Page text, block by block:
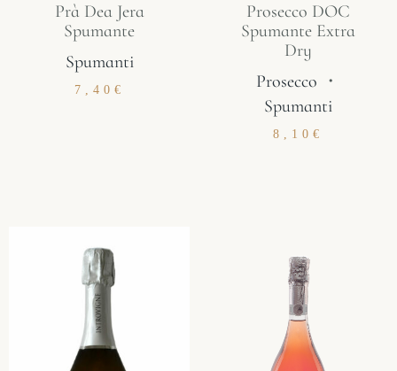
Prà Dea Jera
Spumante​
Spumanti
7,40 €
Prosecco DOC
Spumante Extra
Dry​
Prosecco ・
Spumanti
8,10 €